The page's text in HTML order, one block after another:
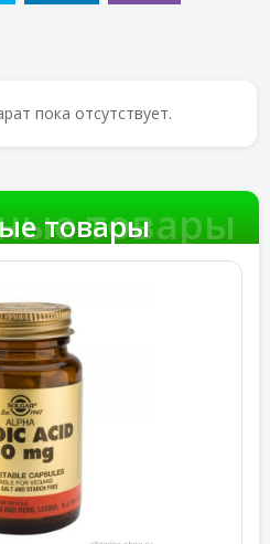
пока отсутствует.
товары
товары